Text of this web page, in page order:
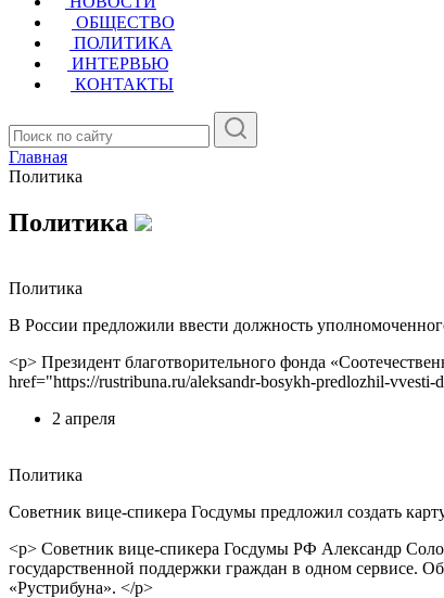
ОБЩЕСТВО
ПОЛИТИКА
ИНТЕРВЬЮ
КОНТАКТЫ
Главная
Политика
Политика
Политика
В России предложили ввести должность
<p> Президент благотворительного фонда
href="https://rustribuna.ru/aleksandr-bosykh-predlozhil-
2 апреля
Политика
Советник вице-спикера Госдумы предложил создать
<p> Советник вице-спикера Госдумы РФ Александр
государственной поддержки граждан в одном сервисе.
«Рустрибуна». </p>